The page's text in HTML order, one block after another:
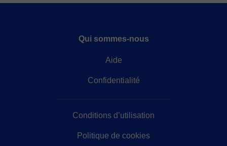
Qui sommes-nous
Aide
Confidentialité
Conditions d’utilisation
Politique de cookies